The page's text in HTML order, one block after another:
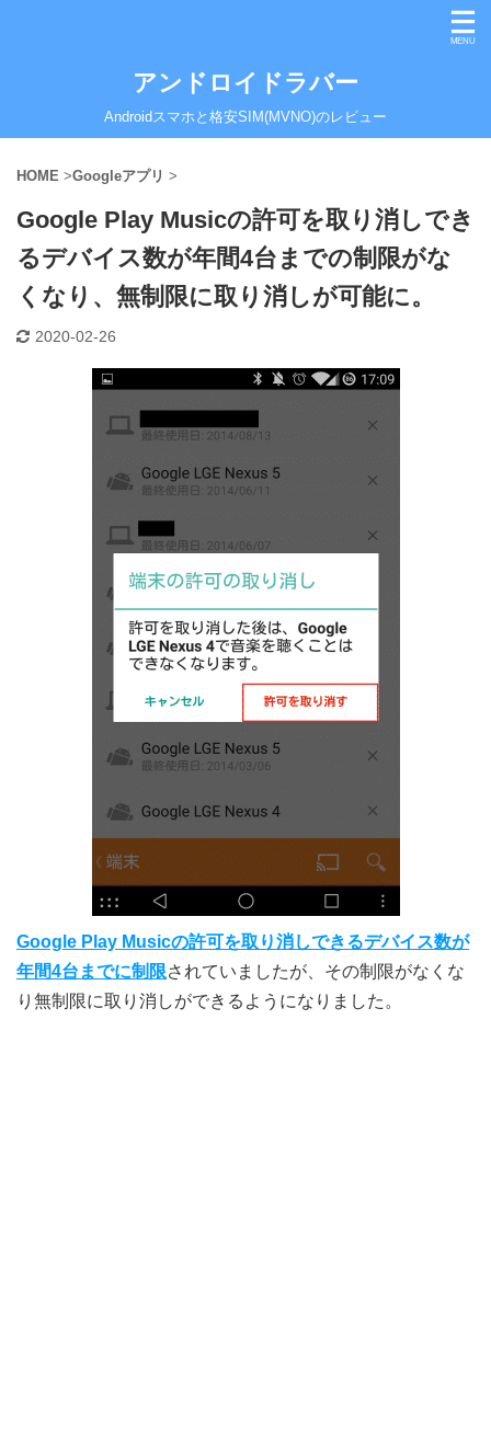
アンドロイドラバー
Androidスマホと格安SIM(MVNO)のレビュー
HOME >Googleアプリ >
Google Play Musicの許可を取り消しでき
るデバイス数が年間4台までの制限がな
くなり、無制限に取り消しが可能に。
2020-02-26
Google Play Musicの許可を取り消しできるデバイス数が
年間4台までに制限されていましたが、その制限がなくな
り無制限に取り消しができるようになりました。